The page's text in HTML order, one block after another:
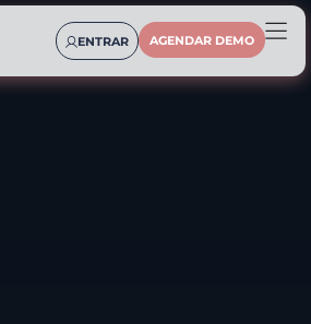
ENTRAR AGENDAR DEMO